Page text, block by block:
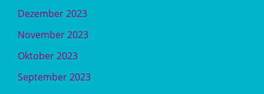
Dezember 2023
November 2023
Oktober 2023
September 2023